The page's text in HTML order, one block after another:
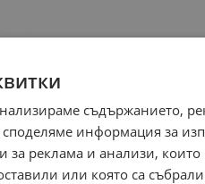
съдържанието,
информация за
за реклама и анализи,
или която са